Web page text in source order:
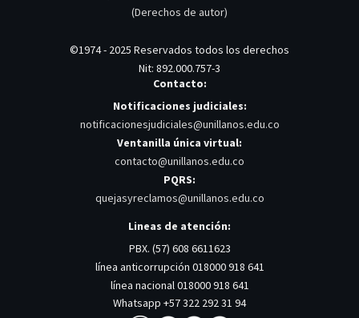
(Derechos de autor)
©1974 - 2025 Reservados todos los derechos
Nit: 892.000.757-3
Contacto:
Notificaciones judiciales:
notificacionesjudiciales@unillanos.edu.co
Ventanilla única virtual:
contacto@unillanos.edu.co
PQRS:
quejasyreclamos@unillanos.edu.co
Lineas de atención:
PBX. (57) 608 6611623
línea anticorrupción 018000 918 641
línea nacional 018000 918 641
Whatsapp +57 322 292 31 94